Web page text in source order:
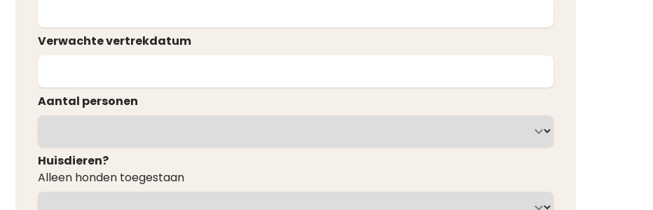
Verwachte vertrekdatum
Aantal personen
Huisdieren?
Alleen honden toegestaan